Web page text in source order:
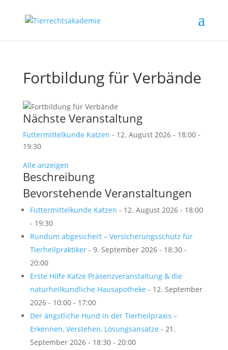
Fortbildung für Verbände
Nächste Veranstaltung
Futtermittelkunde Katzen - 12. August 2026 - 18:00 -
19:30
Alle anzeigen
Beschreibung
Bevorstehende Veranstaltungen
Futtermittelkunde Katzen - 12. August 2026 - 18:00
- 19:30
Rundum abgesichert – Versicherungsschutz für
Tierheilpraktiker- 9. September 2026 - 18:30 -
20:00
Erste Hilfe Katze Präsenzveranstaltung & die
naturheilkundliche Hausapotheke - 12. September
2026 - 10:00 - 17:00
Der ängstliche Hund in der Tierheilpraxis –
Erkennen, Verstehen, Lösungsansätze - 21.
September 2026 - 18:30 - 20:00